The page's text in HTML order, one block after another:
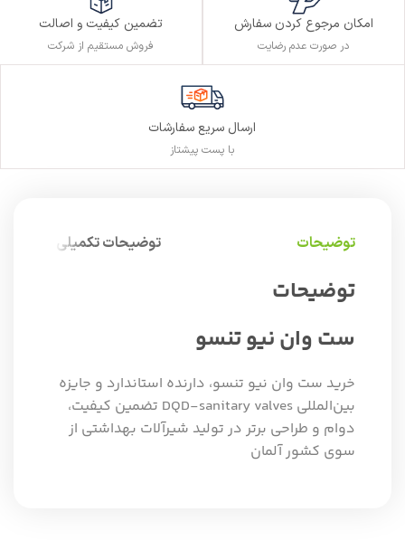
امکان مرجوع کردن سفارش
در صورت عدم رضایت
تضمین کیفیت و اصالت
فروش مستقیم از شرکت
ارسال سریع سفارشات
با پست پیشتاز
توضیحات توضیحات تکمیلی
توضیحات
ست وان نیو تنسو
خرید ست وان نیو تنسو، دارنده استاندارد و جایزه
بین‌المللی DQD-sanitary valves تضمین کیفیت،
دوام و طراحی برتر در تولید شیرآلات بهداشتی از
سوی کشور آلمان